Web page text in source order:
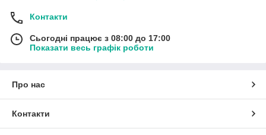
Контакти
Сьогодні працює з 08:00 до 17:00
Показати весь графік роботи
Про нас
Контакти